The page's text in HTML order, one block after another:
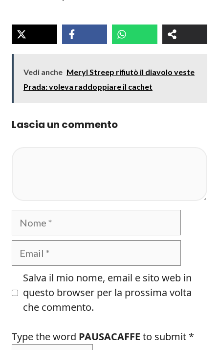
Vedi anche Meryl Streep rifiutò il diavolo veste
Prada: voleva raddoppiare il cachet
Lascia un commento
Nome
Email
Salva il mio nome, email e sito web in
questo browser per la prossima volta
che commento.
Type the word PAUSACAFFE to submit *